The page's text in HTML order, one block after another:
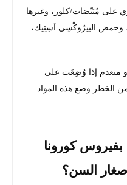
مُبَيّضات/كلور، وغيرها
والإيْثَانُول بتركيز 75%، وحمض البيرُوكْسِي آسِتِيك،
منعدم إذا وُضِعَت على
الخطر وضع هذه المواد
بفيروس كورونا
صغار السن؟